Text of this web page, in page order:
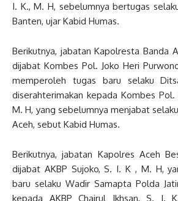
I. K., M. H, sebelumnya bertugas
Banten, ujar Kabid Humas.
Berikutnya, jabatan Kapolresta Banda
dijabat Kombes Pol. Joko Heri
memperoleh tugas baru selaku
diserahterimakan kepada Kombes Pol.
M. H, yang sebelumnya menjabat
Aceh, sebut Kabid Humas.
Berikutnya, jabatan Kapolres Aceh
dijabat AKBP Sujoko, S. I. K , M. H,
baru selaku Wadir Samapta Polda
kepada AKBP Chairul Ikhsan, S. I.